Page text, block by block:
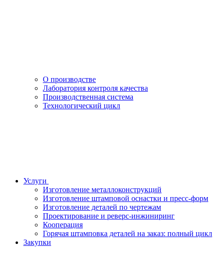
О производстве
Лаборатория контроля качества
Производственная система
Технологический цикл
Услуги
Изготовление металлоконструкций
Изготовление штамповой оснастки и пресс-форм
Изготовление деталей по чертежам
Проектирование и реверс-инжиниринг
Кооперация
Горячая штамповка деталей на заказ: полный цикл
Закупки